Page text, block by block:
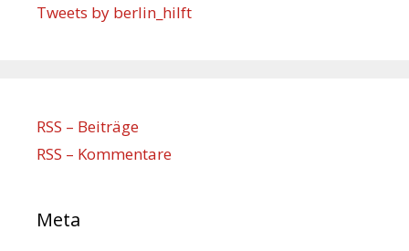
Tweets by berlin_hilft
RSS – Beiträge
RSS – Kommentare
Meta